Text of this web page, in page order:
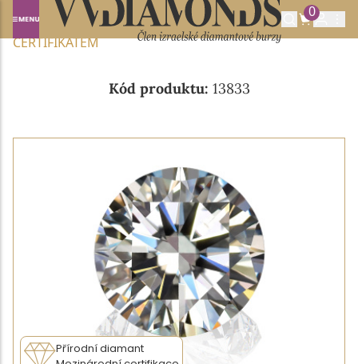
0
Domů NABÍDKA DIAMANTŮ
0.24CT H/VVS1 S IGI
CERTIFIKÁTEM
Kód produktu: 13833
Přírodní diamant